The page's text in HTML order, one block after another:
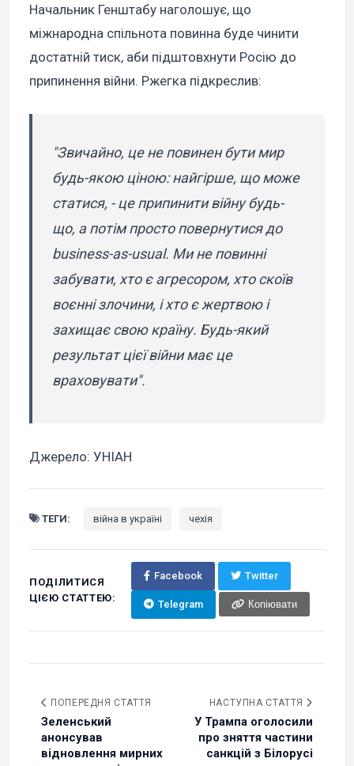
Начальник Генштабу наголошує, що
міжнародна спільнота повинна буде чинити
достатній тиск, аби підштовхнути Росію до
припинення війни. Ржегка підкреслив:
"Звичайно, це не повинен бути мир
будь-якою ціною: найгірше, що може
статися, - це припинити війну будь-
що, а потім просто повернутися до
business-as-usual. Ми не повинні
забувати, хто є агресором, хто скоїв
воєнні злочини, і хто є жертвою і
захищає свою країну. Будь-який
результат цієї війни має це
враховувати".
Джерело: УНІАН
ТЕГИ: війна в україні чехія
ПОДІЛИТИСЯ
ЦІЄЮ СТАТТЕЮ:
Facebook Twitter
Telegram Копіювати
ПОПЕРЕДНЯ СТАТТЯ
Зеленський
анонсував
відновлення мирних
НАСТУПНА СТАТТЯ
У Трампа оголосили
про зняття частини
санкцій з Білорусі